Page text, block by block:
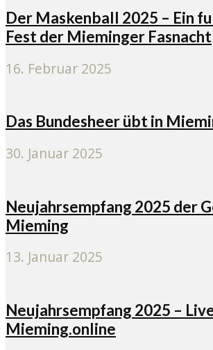
Der Maskenball 2025 – Ein
Fest der Mieminger Fasnacht
16. Februar 2025
Das Bundesheer übt in
30. Januar 2025
Neujahrsempfang 2025 der
Mieming
13. Januar 2025
Neujahrsempfang 2025 –
Mieming.online